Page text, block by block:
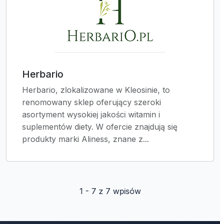
Herbario
Herbario, zlokalizowane w Kleosinie, to
renomowany sklep oferujący szeroki
asortyment wysokiej jakości witamin i
suplementów diety. W ofercie znajdują się
produkty marki Aliness, znane z...
1 - 7 z 7 wpisów